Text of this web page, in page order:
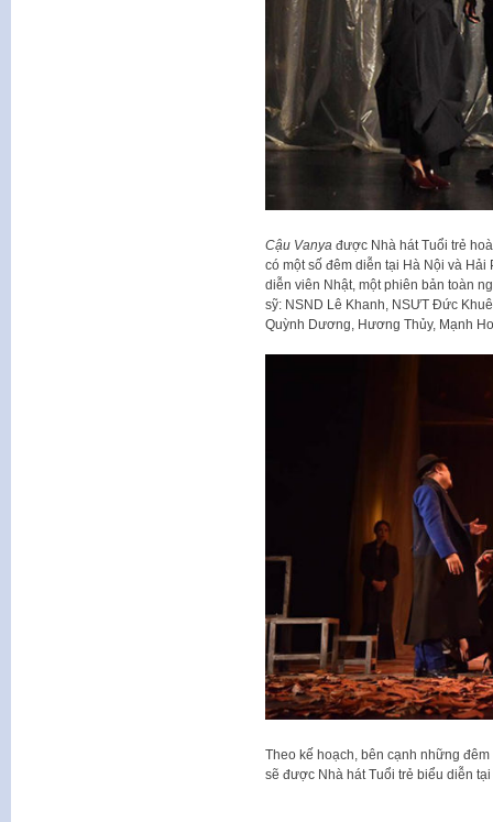
Cậu Vanyađược Nhà hát Tuổi trẻ
có một số đêm diễn tại Hà Nội và
diễn viên Nhật, một phiên bản toàn
sỹ: NSND Lê Khanh, NSƯT Đức
Quỳnh Dương, Hương Thủy, Mạnh
Theo kế hoạch, bên cạnh những
sẽ được Nhà hát Tuổi trẻ biểu diễn